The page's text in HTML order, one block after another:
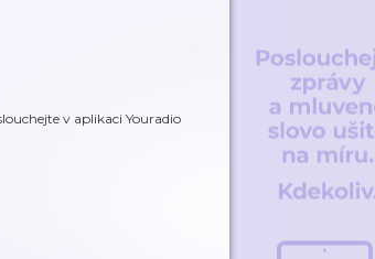
v aplikaci Youradio